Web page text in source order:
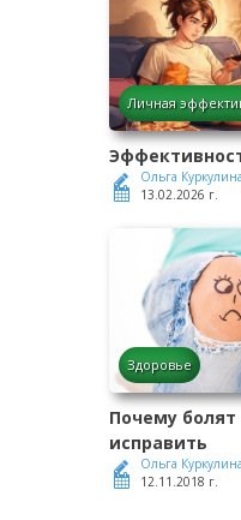
Личная
Ольга Куркулина
13.02.2026 г.
Здоровье
Почему болят
исправить
Ольга Куркулина
12.11.2018 г.